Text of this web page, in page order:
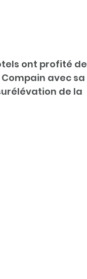
ont profité de
avec sa
de la